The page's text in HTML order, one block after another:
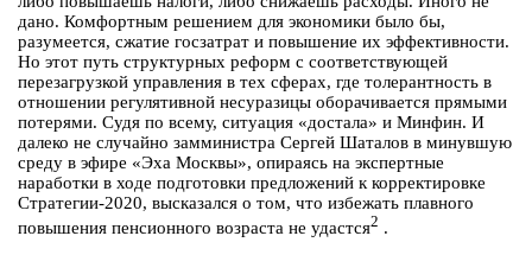
дано. Комфортным решением для экономики было бы,
разумеется, сжатие госзатрат и повышение их эффективности.
Но этот путь структурных реформ с соответствующей
перезагрузкой управления в тех сферах, где толерантность в
отношении регулятивной несуразицы оборачивается прямыми
потерями. Судя по всему, ситуация «достала» и Минфин. И
далеко не случайно замминистра Сергей Шаталов в минувшую
среду в эфире «Эха Москвы», опираясь на экспертные
наработки в ходе подготовки предложений к корректировке
Стратегии-2020, высказался о том, что избежать плавного
повышения пенсионного возраста не удастся2 .